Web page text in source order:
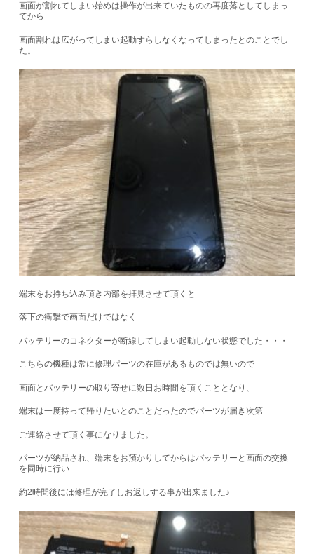
画面が割れてしまい始めは操作が出来ていたものの再度落としてしまっ
てから
画面割れは広がってしまい起動すらしなくなってしまったとのことでし
た。
端末をお持ち込み頂き内部を拝見させて頂くと
落下の衝撃で画面だけではなく
バッテリーのコネクターが断線してしまい起動しない状態でした・・・
こちらの機種は常に修理パーツの在庫があるものでは無いので
画面とバッテリーの取り寄せに数日お時間を頂くこととなり、
端末は一度持って帰りたいとのことだったのでパーツが届き次第
ご連絡させて頂く事になりました。
パーツが納品され、端末をお預かりしてからはバッテリーと画面の交換
を同時に行い
約2時間後には修理が完了しお返しする事が出来ました♪